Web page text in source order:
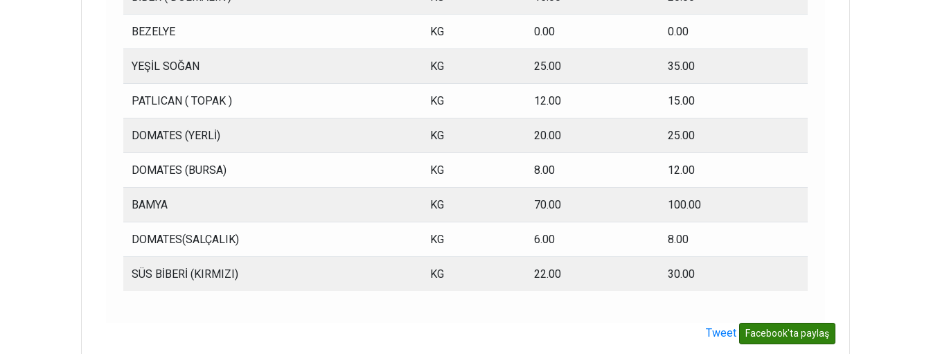
BEZELYE KG 0.00 0.00
YEŞİL SOĞAN KG 25.00 35.00
PATLICAN ( TOPAK ) KG 12.00 15.00
DOMATES (YERLİ) KG 20.00 25.00
DOMATES (BURSA) KG 8.00 12.00
BAMYA KG 70.00 100.00
DOMATES(SALÇALIK) KG 6.00 8.00
SÜS BİBERİ (KIRMIZI) KG 22.00 30.00
Tweet Facebook'ta paylaş